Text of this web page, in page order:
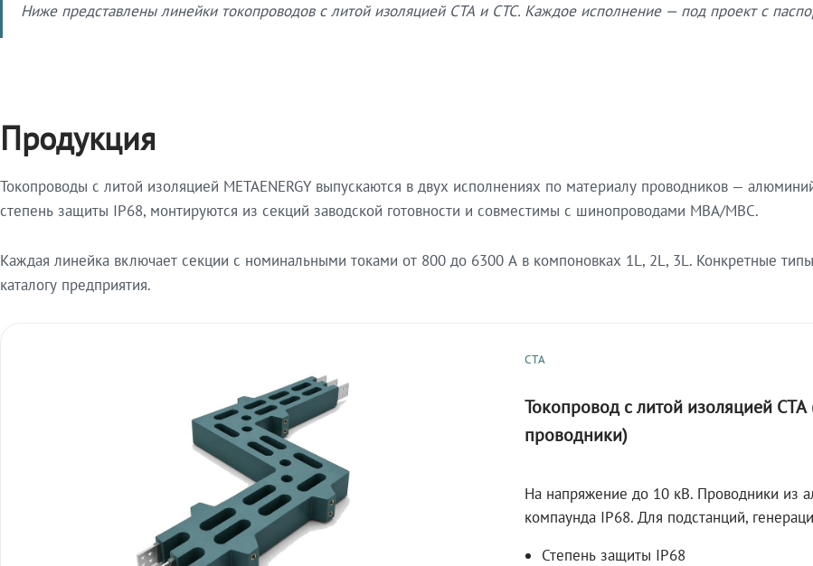
Ниже представлены линейки токопроводов с литой изоляцией СТА и СТС. Каждое исполнение — под проект с
Продукция
Токопроводы с литой изоляцией METAENERGY выпускаются в двух исполнениях по материалу проводников —
степень защиты IP68, монтируются из секций заводской готовности и совместимы с шинопроводами МВА/МВС.
Каждая линейка включает секции с номинальными токами от 800 до 6300 А в компоновках 1L, 2L, 3L. Конкретные
каталогу предприятия.
СТА
Токопровод с литой изоляцией
проводники)
На напряжение до 10 кВ. Проводники из
компаунда IP68. Для подстанций,
Степень защиты IP68